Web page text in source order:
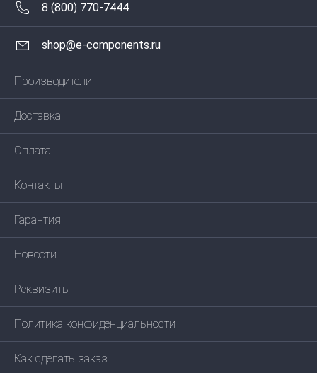
8 (800) 770-7444
shop@e-components.ru
Производители
Доставка
Оплата
Контакты
Гарантия
Новости
Реквизиты
Политика конфиденциальности
Как сделать заказ